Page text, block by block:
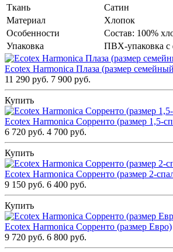
Ткань
Сатин
Материал
Хлопок
Особенности
Состав: 100%
Упаковка
ПВХ-упаковка с
Ecotex Harmonica Плаза (размер
11 290 руб. 7 900 руб.
Купить
Ecotex Harmonica Сорренто (размер 1,5-
6 720 руб. 4 700 руб.
Купить
Ecotex Harmonica Сорренто (размер 2-
9 150 руб. 6 400 руб.
Купить
Ecotex Harmonica Сорренто (размер Евро)
9 720 руб. 6 800 руб.